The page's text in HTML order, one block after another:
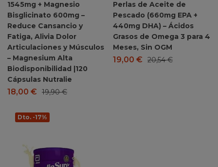
1545mg + Magnesio
Bisglicinato 600mg –
Reduce Cansancio y
Fatiga, Alivia Dolor
Articulaciones y Músculos
– Magnesium Alta
Biodisponibilidad |120
Cápsulas Nutralie
18,00 € 19,90€
Perlas de Aceite de
Pescado (660mg EPA +
440mg DHA) – Ácidos
Grasos de Omega 3 para 4
Meses, Sin OGM
19,00 € 20,54€
Dto. -17%